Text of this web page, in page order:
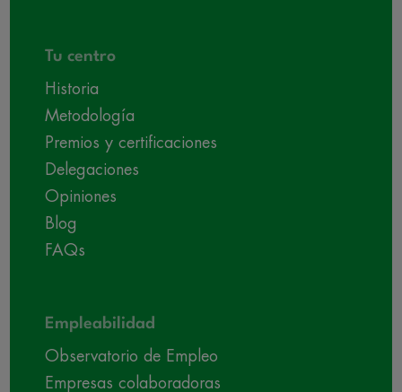
Tu centro
Historia
Metodología
Premios y certificaciones
Delegaciones
Opiniones
Blog
FAQs
Empleabilidad
Observatorio de Empleo
Empresas colaboradoras